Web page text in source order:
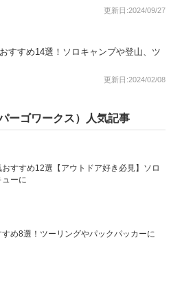
更新日:2024/09/27
すすめ14選！ソロキャンプや登山、ツ
更新日:2024/02/08
ーゴワークス）人気記事
すすめ12選【アウトドア好き必見】ソロ
ーに
め8選！ツーリングやパックパッカーに